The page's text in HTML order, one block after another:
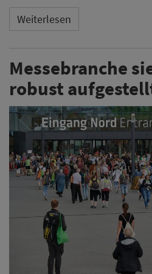
Weiterlesen
Messebranche
robust